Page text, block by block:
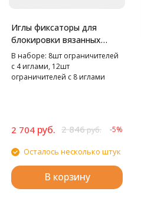
Иглы фиксаторы для
блокировки вязанных
изделий "Mindful"
В наборе: 8шт ограничителей
с 4 иглами, 12шт
ограничителей с 8 иглами
2 704 руб. 2 846руб. -5%
Осталось несколько штук
В корзину